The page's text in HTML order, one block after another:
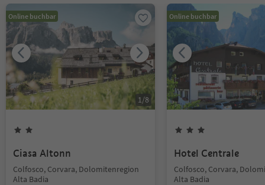
Online buchbar
1/8
Ciasa Altonn
Colfosco, Corvara, Dolomitenregion
Alta Badia
Online buchbar
Hotel Centrale
Colfosco, Corvara,
Alta Badia